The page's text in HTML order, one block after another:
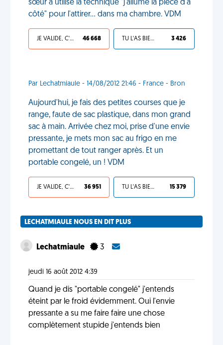
sœur a utilisé la technique "j'allume la pièce d'à
côté" pour l'attirer… dans ma chambre. VDM
JE VALIDE, C'EST UNE VDM 46 668 TU L'AS BIEN MÉRITÉ 3 426
Par Lechatmiaule - 14/08/2012 21:46 - France - Bron
Aujourd'hui, je fais des petites courses que je
range, faute de sac plastique, dans mon grand
sac à main. Arrivée chez moi, prise d'une envie
pressante, je mets mon sac au frigo en me
promettant de tout ranger après. Et un
portable congelé, un ! VDM
JE VALIDE, C'EST UNE VDM 36 951 TU L'AS BIEN MÉRITÉ 15 379
LECHATMIAULE NOUS EN DIT PLUS
Lechatmiaule 3
jeudi 16 août 2012 4:39
Quand je dis "portable congelé" j'entends
éteint par le froid évidemment. Oui l'envie
pressante a su me faire faire une chose
complètement stupide j'entends bien